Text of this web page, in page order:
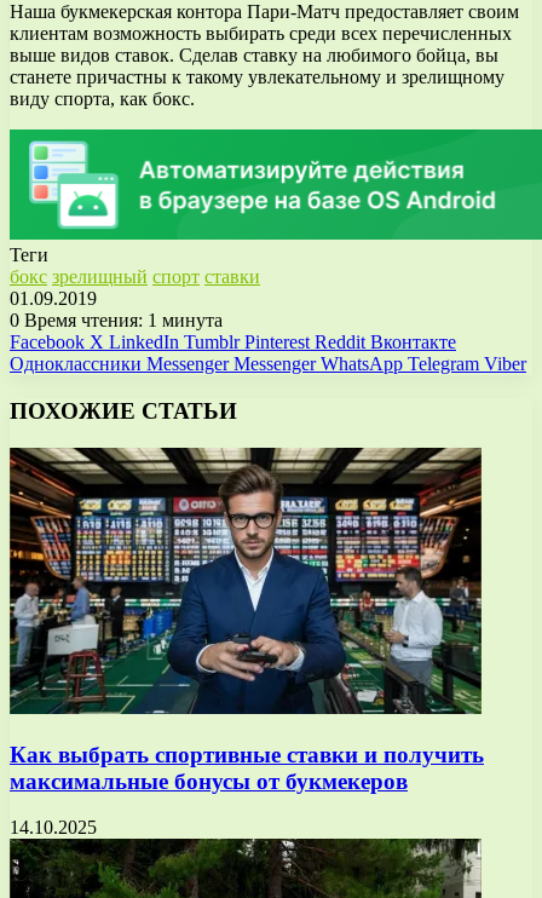
Наша букмекерская контора Пари-Матч предоставляет своим
клиентам возможность выбирать среди всех перечисленных
выше видов ставок. Сделав ставку на любимого бойца, вы
станете причастны к такому увлекательному и зрелищному
виду спорта, как бокс.
Теги
бокс зрелищный спорт ставки
01.09.2019
0 Время чтения: 1 минута
Facebook X LinkedIn Tumblr Pinterest Reddit Вконтакте
Одноклассники Messenger Messenger WhatsApp Telegram Viber
ПОХОЖИЕ СТАТЬИ
Как выбрать спортивные ставки и получить
максимальные бонусы от букмекеров
14.10.2025